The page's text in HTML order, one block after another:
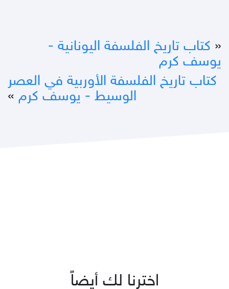
« كتاب تاريخ الفلسفة اليونانية -
يوسف كرم
كتاب تاريخ الفلسفة الأوربية في العصر
الوسيط - يوسف كرم »
اخترنا لك أيضاً